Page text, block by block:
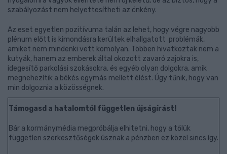
szabályozást nem helyettesítheti az önkény.
Az eset egyetlen pozitívuma talán az lehet, hogy végre nagyobb
plénum előtt is kimondásra kerültek elhallgatott problémák,
amiket nem mindenki vett komolyan. Többen hivatkoztak nem a
kutyák, hanem az emberek által okozott zavaró zajokra is,
idegesítő parkolási szokásokra, és egyéb olyan dolgokra, amik
megnehezítik a békés egymás mellett élést. Úgy tűnik, hogy van
min dolgoznia a közösségnek.
Támogasd a hatalomtól független újságírást!
Bár a kormánymédia megpróbálja elhitetni, hogy a tőlük
független szerkesztőségek úsznak a pénzben ez közel sincs így.